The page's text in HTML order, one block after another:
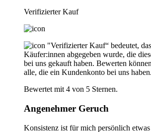
Verifizierter Kauf
"Verifizierter Kauf“ bedeutet,
Käufer:innen abgegeben wurde, die
bei uns gekauft haben. Bewerten
alle, die ein Kundenkonto bei uns haben.
Bewertet mit 4 von 5 Sternen.
Angenehmer Geruch
Konsistenz ist für mich persönlich